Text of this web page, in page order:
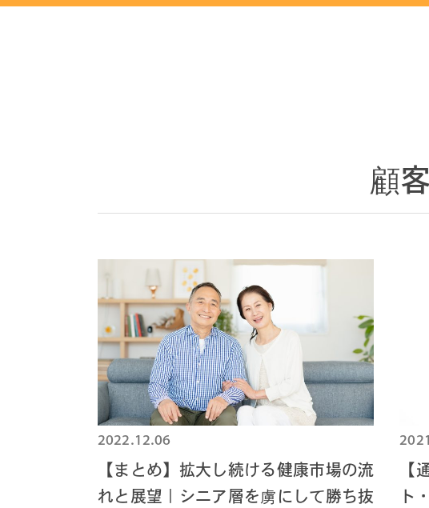
顧
2022.12.06
【まとめ】拡大し続ける健康市場の流
れと展望｜シニア層を虜にして勝ち抜
【
ト